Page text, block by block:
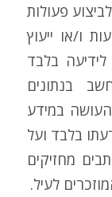
פעולות
ו/או ייעוץ
בלבד
בנתונים
במידע
בלבד ועל
מחזיקים
לעיל.